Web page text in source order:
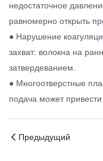
недостаточное
равномерно открыть
● Нарушение
захват: волокна на
затвердеванием.
● Многоотверстные
подача может привести
Предыдущий